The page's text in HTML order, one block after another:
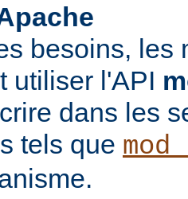
besoins, les
utiliser l'API
dans les
tels que